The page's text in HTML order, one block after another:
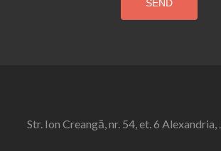
Str. Ion Creangă, nr. 54, et. 6 Alexandria,